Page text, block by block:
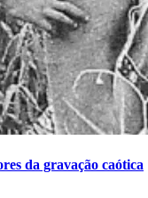
da gravação caótica